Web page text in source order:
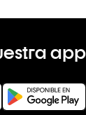
app